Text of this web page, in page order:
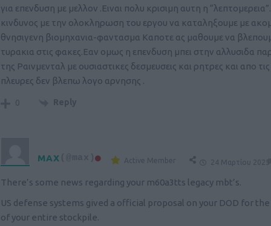
για επενδυση με μελλον .Ειναι πολυ κρισιμη αυτη η
κινδυνος με την ολοκληρωση του εργου να καταληξουμε με
θνησιγενη βιομηχανια-φαντασμα Καποτε ας μαθουμε να
τυρακια στις φακες.Εαν ομως η επενδυση μπει στην αλλυσιδα
της Ραινμενταλ με ουσιαστικες δεσμευσεις και ρητρες και απο
πλευρες δεν βλεπω λογο αρνησης .
0 Reply
MAX (@max) Active Member 24 Μαρτίου
There’s some news regarding your m60a3tts legacy mbt’s.
US defense systems gived a official proposal on your DOD for
of your entire stockpile.